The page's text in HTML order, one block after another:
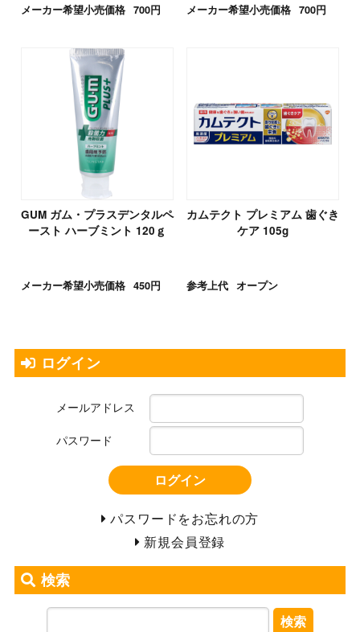
メーカー希望小売価格 700円 メーカー希望小売価格 700円
GUM ガム・プラスデンタルペ
ースト ハーブミント 120ｇ
メーカー希望小売価格 450円
カムテクト プレミアム 歯ぐき
ケア 105g
参考上代 オープン
ログイン
メールアドレス
パスワード
ログイン
パスワードをお忘れの方
新規会員登録
検索
検索